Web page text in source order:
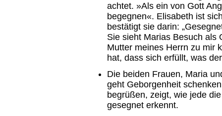
achtet. »Als ein von Gott
begegnen«. Elisabeth ist
bestätigt sie darin:
Sie sieht Marias Besuch als
Mutter meines Herrn zu mir
hat, dass sich erfüllt, was
Die beiden Frauen, Maria
geht Geborgenheit
begrüßen, zeigt, wie jede
gesegnet erkennt.